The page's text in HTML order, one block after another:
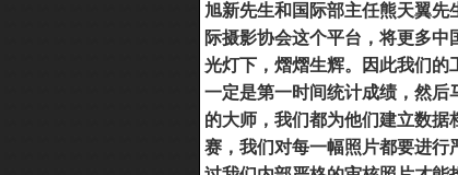
旭新先生和国际部主任熊天翼
际摄影协会这个平台，将更多
光灯下，熠熠生辉。因此我们的
一定是第一时间统计成绩，然后
的大师，我们都为他们建立数
赛，我们对每一幅照片都要进行